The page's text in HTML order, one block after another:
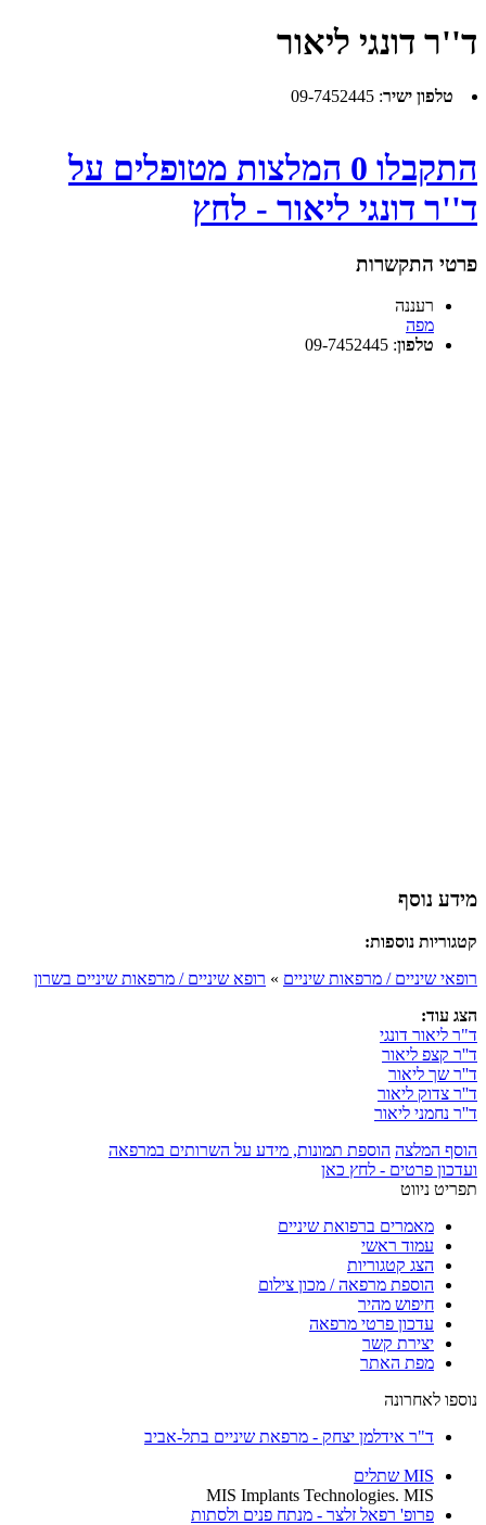
ד''ר דונגי ליאור
טלפון ישיר:
09-7452445
התקבלו 0 המלצות מטופלים על
ד''ר דונגי ליאור - לחץ
פרטי התקשרות
רעננה
מפה
טלפון:
09-7452445
מידע נוסף
קטגוריות נוספות:
רופאי שיניים / מרפאות שיניים » רופא שיניים / מרפאות שיניים בשרון
הצג עוד:
ד"ר ליאור דונגי
ד''ר קצפ ליאור
ד''ר שך ליאור
ד''ר צדוק ליאור
ד''ר נחמני ליאור
הוסף המלצה הוספת תמונות, מידע על השרותים במרפאה
ועדכון פרטים - לחץ כאן
תפריט ניווט
מאמרים ברפואת שיניים
עמוד ראשי
הצג קטגוריות
הוספת מרפאה / מכון צילום
חיפוש מהיר
עדכון פרטי מרפאה
יצירת קשר
מפת האתר
נוספו לאחרונה
ד"ר אידלמן יצחק - מרפאת שיניים בתל-אביב
MIS שתלים
MIS Implants Technologies. MIS
פרופ' רפאל זלצר - מנתח פנים ולסתות